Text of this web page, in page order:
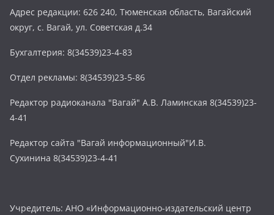
Адрес редакции: 626 240, Тюменская область, Вагайский
округ, с. Вагай, ул. Советская д.34
Бухгалтерия: 8(34539)23-4-83
Отдел рекламы: 8(34539)23-5-86
Редактор радиоканала "Вагай" А.В. Ламинская 8(34539)23-
4-41
Редактор сайта "Вагай информационный"И.В.
Сухинина 8(34539)23-4-41
Учредитель: АНО «Информационно-издательский центр